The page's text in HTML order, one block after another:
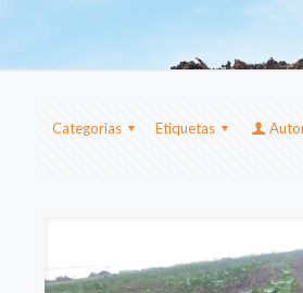
Categorias Etiquetas